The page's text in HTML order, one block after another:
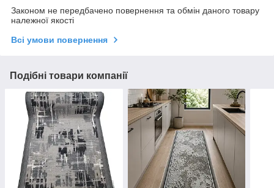
Законом не передбачено повернення та обмін даного товару
належної якості
Всі умови повернення
Подібні товари компанії